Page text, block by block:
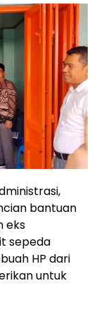
bantuan
eks
sepeda
HP dari
untuk